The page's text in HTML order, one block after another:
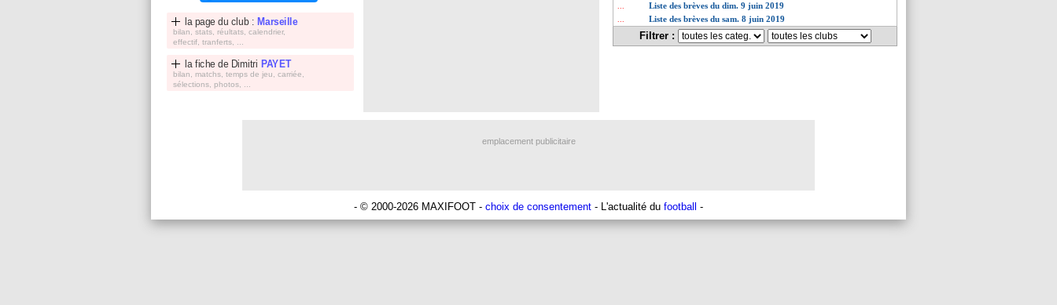
la page du club : Marseille
bilan, stats, réultats, calendrier,
effectif, tranferts, ...
la fiche de Dimitri PAYET
bilan, matchs, temps de jeu, carriée,
sélections, photos, ...
Liste des brèves du dim. 9 juin 2019
Liste des brèves du sam. 8 juin 2019
Filtrer :
emplacement publicitaire
- © 2000-2026 MAXIFOOT - choix de consentement - L'actualité du football -